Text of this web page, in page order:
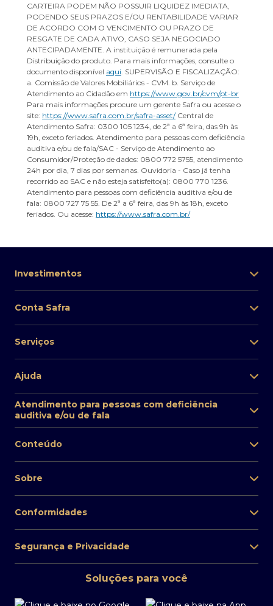
CARTEIRA PODEM NÃO POSSUIR LIQUIDEZ IMEDIATA,
PODENDO SEUS PRAZOS E/OU RENTABILIDADE VARIAR
DE ACORDO COM O VENCIMENTO OU PRAZO DE
RESGATE DE CADA ATIVO, CASO SEJA NEGOCIADO
ANTECIPADAMENTE. A instituição é remunerada pela
Distribuição do produto. Para mais informações, consulte o
documento disponível aqui . SUPERVISÃO E FISCALIZAÇÃO:
a. Comissão de Valores Mobiliários - CVM. b. Serviço de
Atendimento ao Cidadão em https://www.gov.br/cvm/pt-br
Para mais informações procure um gerente Safra ou acesse o
site: https://www.safra.com.br/safra-asset/Central de
Atendimento Safra: 0300 105 1234, de 2ª a 6ª feira, das 9h às
19h, exceto feriados. Atendimento para pessoas com deficiência
auditiva e/ou de fala/SAC - Serviço de Atendimento ao
Consumidor/Proteção de dados: 0800 772 5755, atendimento
24h por dia, 7 dias por semanas. Ouvidoria - Caso já tenha
recorrido ao SAC e não esteja satisfeito(a): 0800 770 1236.
Atendimento para pessoas com deficiência auditiva e/ou de
fala: 0800 727 75 55. De 2ª a 6ª feira, das 9h às 18h, exceto
feriados. Ou acesse: https://www.safra.com.br/
Investimentos
Conta Safra
Serviços
Ajuda
Atendimento para pessoas com deficiência
auditiva e/ou de fala
Conteúdo
Sobre
Conformidades
Segurança e Privacidade
Soluções para você